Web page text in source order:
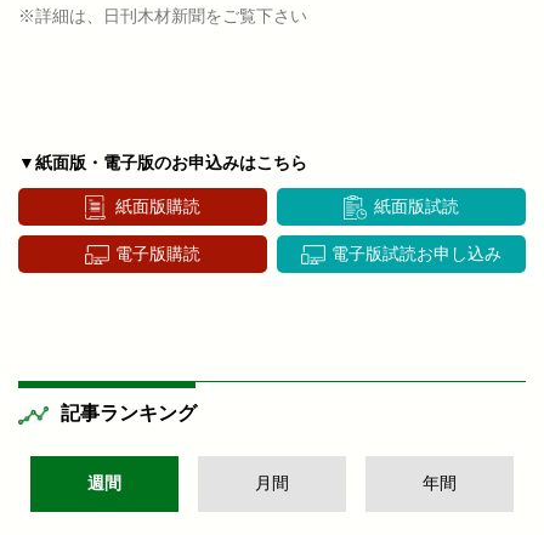
※詳細は、日刊木材新聞をご覧下さい
▼紙面版・電子版のお申込みはこちら
紙面版購読 紙面版試読
電子版購読 電子版試読お申し込み
記事ランキング
週間 月間 年間